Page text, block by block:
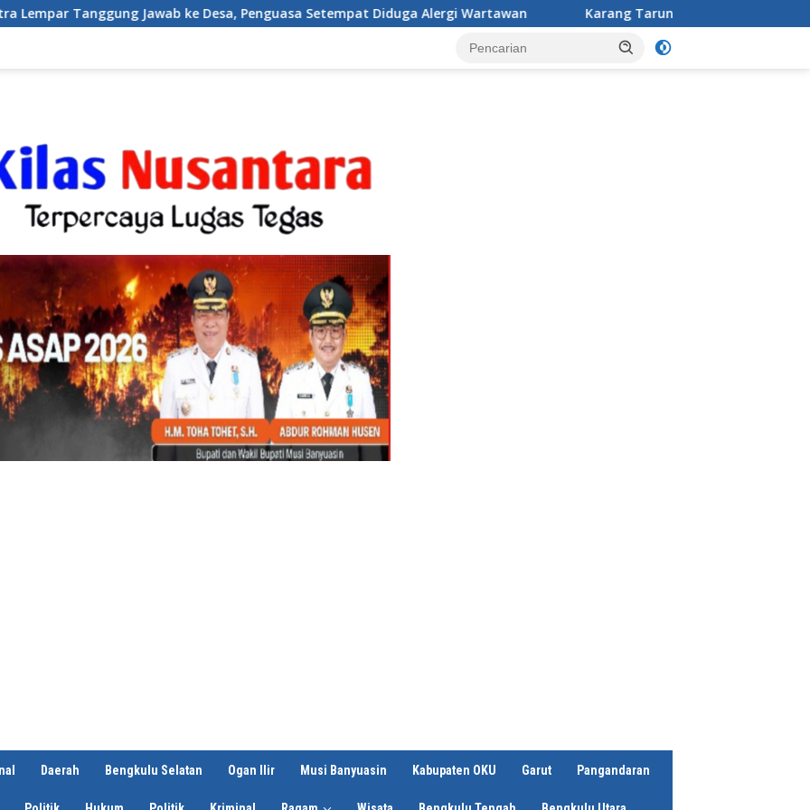
ke Desa, Penguasa Setempat Diduga Alergi Wartawan Karang Taruna Desa Jonggol menggelar aksi penataan
Daerah Bengkulu Selatan Ogan Ilir Musi Banyuasin Kabupaten OKU Garut Pangandaran